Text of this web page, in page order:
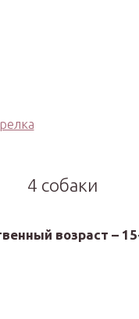
4 собаки
возраст –